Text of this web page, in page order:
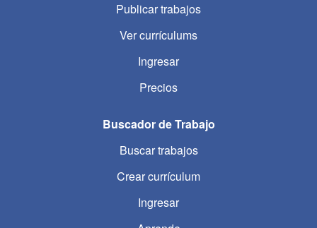
Publicar trabajos
Ver currículums
Ingresar
Precios
Buscador de Trabajo
Buscar trabajos
Crear currículum
Ingresar